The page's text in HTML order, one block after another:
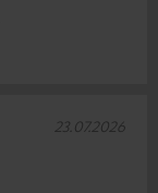
23.07.2026